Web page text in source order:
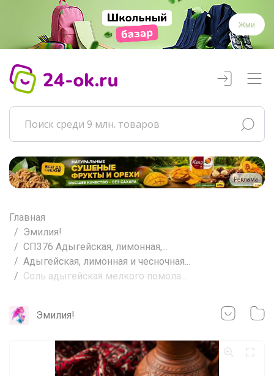
Жми
Реклама
Главная
Эмилия!
СП376 Адыгейская, лимонная,...
Адыгейская, лимонная и чесночная...
Соль адыгейская мелкого помола...
Эмилия!